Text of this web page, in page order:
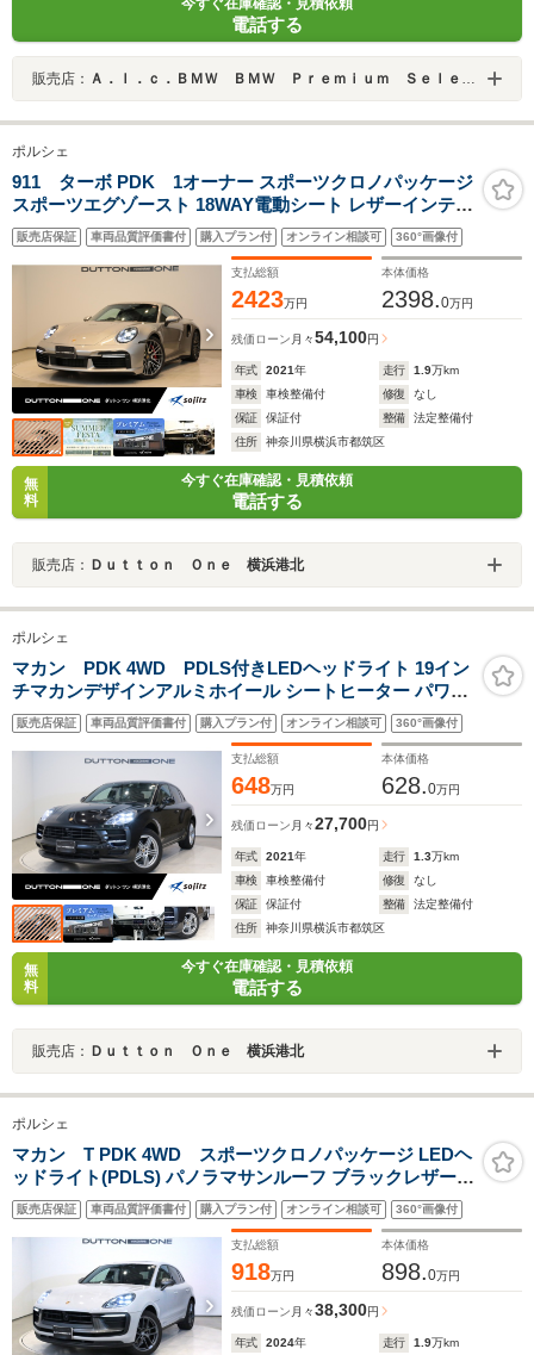
今すぐ在庫確認・見積依頼
電話する
販売店： Ａ．ｌ．ｃ．ＢＭＷ ＢＭＷ Ｐｒｅｍｉｕｍ Ｓｅｌｅｃｔｉｏｎ 厚木 ／（株）ＡＬＣ Ｍｏｔｏｒｅｎ
ポルシェ
911 ターボ PDK 1オーナー スポーツクロノパッケージ
スポーツエグゾースト 18WAY電動シート レザーインテリ
ア/クレヨンステッチ PASM付スポーツサスペンション
PDLSプラス BOSEサウンド シートヒーター カラークレ
ストAWキャップ
販売店保証 車両品質評価書付 購入プラン付 オンライン相談可 360°画像付
支払総額
2423万円
本体価格
2398.0万円
残価ローン 月々54,100円
年式 2021年 走行 1.9万km
車検
車検整備付 修復
なし
保証
保証付 整備
法定整備付
住所
神奈川県横浜市都筑区
無
料
今すぐ在庫確認・見積依頼
電話する
販売店： Ｄｕｔｔｏｎ Ｏｎｅ 横浜港北
ポルシェ
マカン PDK 4WD PDLS付きLEDヘッドライト 19イン
チマカンデザインアルミホイール シートヒーター パワー
ステアリングプラス パワーバックドア プライバシーガラ
ス ドライバーメモリーパッケージ パワーシート 360度カ
販売店保証 車両品質評価書付 購入プラン付 オンライン相談可 360°画像付
支払総額
648万円
本体価格
628.0万円
残価ローン 月々27,700円
年式 2021年 走行 1.3万km
車検
車検整備付 修復
なし
保証
保証付 整備
法定整備付
住所
神奈川県横浜市都筑区
無
料
今すぐ在庫確認・見積依頼
電話する
販売店： Ｄｕｔｔｏｎ Ｏｎｅ 横浜港北
ポルシェ
マカン T PDK 4WD スポーツクロノパッケージ LEDヘ
ッドライト(PDLS) パノラマサンルーフ ブラックレザー
ポルシェエンボスヘッドレスト シートヒーター デジタル
インナーミラー サラウンドビューカメラ 純正ナビゲーシ
販売店保証 車両品質評価書付 購入プラン付 オンライン相談可 360°画像付
支払総額
918万円
本体価格
898.0万円
残価ローン 月々38,300円
年式 2024年 走行 1.9万km